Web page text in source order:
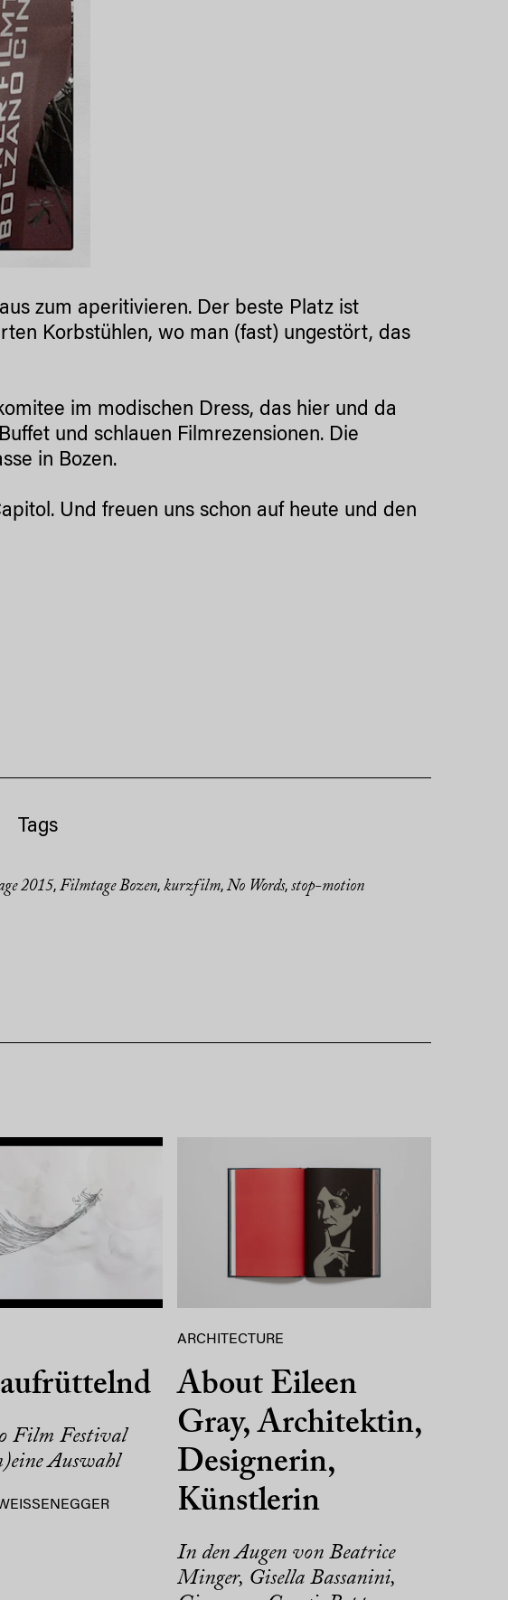
zum aperitivieren. Der beste Platz ist
Korbstühlen, wo man (fast) ungestört, das
im modischen Dress, das hier und da
und schlauen Filmrezensionen. Die
in Bozen.
Und freuen uns schon auf heute und den
Tags
2015, Filmtage Bozen, kurzfilm,No Words, stop-motion
Film Festival
Auswahl
ARCHITECTURE
About Eileen
Gray, Architektin,
Designerin,
Künstlerin
In den Augen von Beatrice
Minger, Gisella Bassanini,